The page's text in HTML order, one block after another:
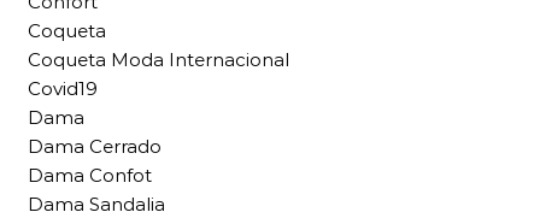
Coqueta
Coqueta Moda Internacional
Covid19
Dama
Dama Cerrado
Dama Confot
Dama Sandalia